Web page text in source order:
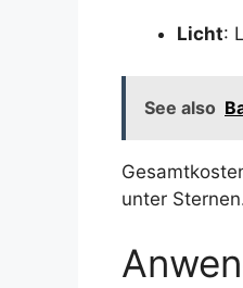
Licht:
See also
unter